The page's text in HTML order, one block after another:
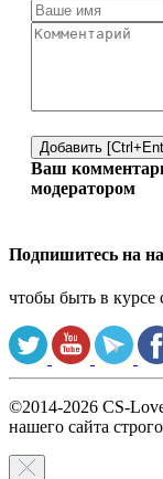
Добавить
Ваш
модератором
Подпишитесь на
чтобы быть в курсе
©2014-2026 CS-
нашего сайта